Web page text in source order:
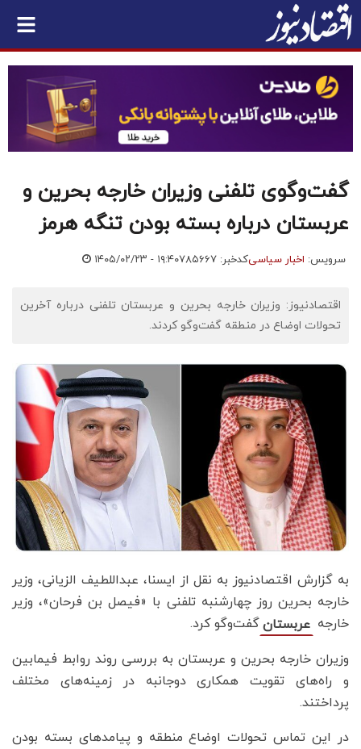
گفت‌وگوی تلفنی وزیران خارجه بحرین و
عربستان درباره بسته بودن تنگه هرمز
سرویس: اخبار سیاسیکدخبر: ۷۸۵۶۶۷ ۱۴۰۵/۰۲/۲۳ - ۱۹:۴۰
اقتصادنیوز: وزیران خارجه بحرین و عربستان تلفنی درباره آخرین
تحولات اوضاع در منطقه گفت‌وگو کردند.
به گزارش اقتصادنیوز به نقل از ایسنا، عبداللطیف الزیانی، وزیر
خارجه بحرین روز چهارشنبه تلفنی با «فیصل بن فرحان»، وزیر
خارجه عربستانگفت‌وگو کرد.
وزیران خارجه بحرین و عربستان به بررسی روند روابط فیمابین
و راه‌های تقویت همکاری دوجانبه در زمینه‌های مختلف
پرداختند.
در این تماس تحولات اوضاع منطقه و پیامدهای بسته بودن